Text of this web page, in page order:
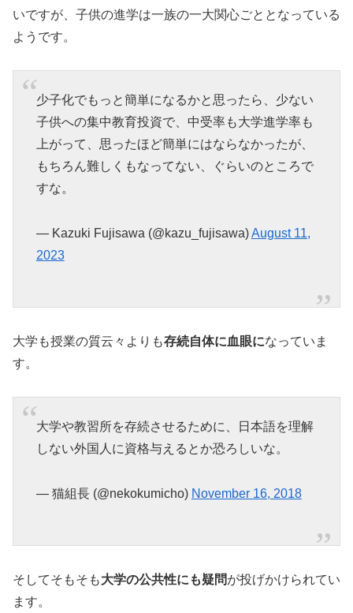
いですが、子供の進学は一族の一大関心ごととなっている
ようです。
少子化でもっと簡単になるかと思ったら、少ない
子供への集中教育投資で、中受率も大学進学率も
上がって、思ったほど簡単にはならなかったが、
もちろん難しくもなってない、ぐらいのところで
すな。
— Kazuki Fujisawa (@kazu_fujisawa)August 11,
2023
大学も授業の質云々よりも存続自体に血眼になっていま
す。
大学や教習所を存続させるために、日本語を理解
しない外国人に資格与えるとか恐ろしいな。
— 猫組長 (@nekokumicho) November 16, 2018
そしてそもそも大学の公共性にも疑問が投げかけられてい
ます。